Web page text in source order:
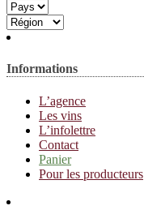
Informations
L’agence
Les vins
L’infolettre
Contact
Panier
Pour les producteurs